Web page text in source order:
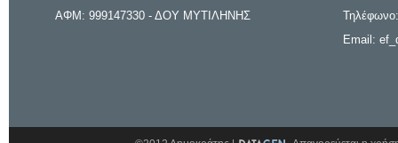
ΑΦΜ: 999147330 - ΔΟΥ ΜΥΤΙΛΗΝΗΣ
Email: